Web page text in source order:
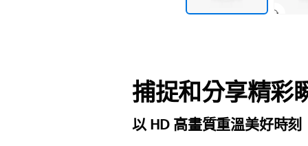
捕捉和分享精彩
以 HD 高畫質重溫美好時刻